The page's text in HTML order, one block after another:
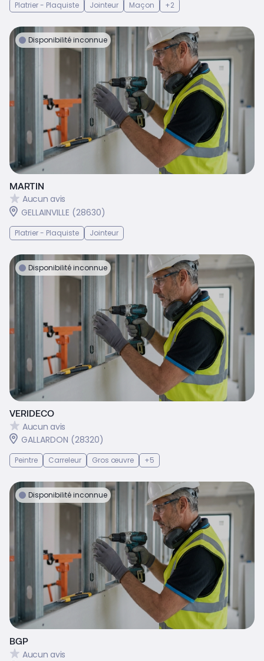
Platrier - Plaquiste Jointeur Maçon +2
Disponibilité inconnue
MARTIN
Aucun avis
GELLAINVILLE (28630)
Platrier - Plaquiste Jointeur
Disponibilité inconnue
VERIDECO
Aucun avis
GALLARDON (28320)
Peintre Carreleur Gros œuvre +5
Disponibilité inconnue
BGP
Aucun avis